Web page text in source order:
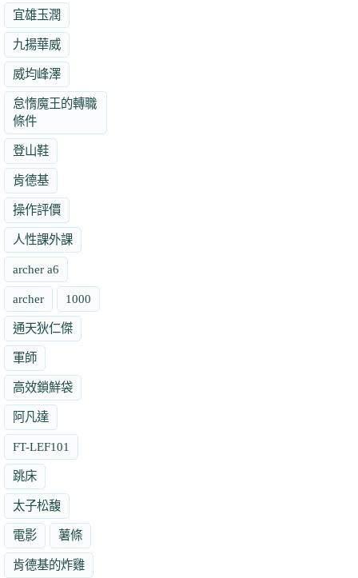
宜雄玉潤
九揚華威
威均峰澤
怠惰魔王的轉職
條件
登山鞋
肯德基
操作評價
人性課外課
archer a6
archer 1000
通天狄仁傑
軍師
高效鎖鮮袋
阿凡達
FT-LEF101
跳床
太子松馥
電影 薯條
肯德基的炸雞